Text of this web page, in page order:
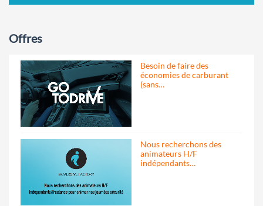
Offres
Besoin de faire des
économies de carburant
(sans…
Nous recherchons des
animateurs H/F
indépendants…